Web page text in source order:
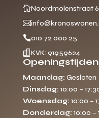
Noordmolenstraat

010 72 000 25
 KVK: 91959624
Openingstijden
Maandag: Gesloten
Dinsdag: 10:00 –
Woensdag: 10:00 –
Donderdag: 10:00 –